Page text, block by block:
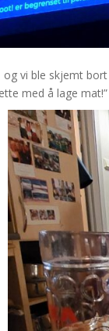
vi ble skjemt
med å lage mat!”